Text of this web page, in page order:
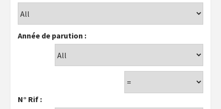
Année de parution :
N° Rif :